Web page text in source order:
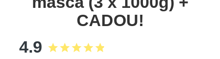
CADOU!
4.9 starstarstarstarstar